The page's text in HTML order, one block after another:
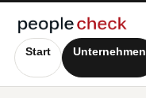
Start Unternehmen